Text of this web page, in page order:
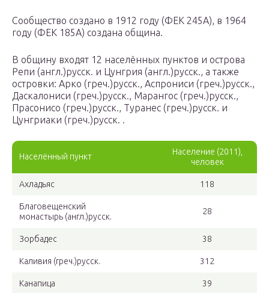
Сообщество создано в 1912 году (ΦΕΚ 245Α), в 1964
году (ΦΕΚ 185Α) создана община.
В общину входят 12 населённых пунктов и острова
Репи (англ.)русск. и Цунгрия (англ.)русск., а также
островки: Арко (греч.)русск., Аспрониси (греч.)русск.,
Даскалониси (греч.)русск., Марангос (греч.)русск.,
Прасонисо (греч.)русск., Туранес (греч.)русск. и
Цунгриаки (греч.)русск. .
Населённый пункт
Население (2011),
человек
Ахладьяс 118
Благовещенский
монастырь (англ.)русск.
28
Зорбадес 38
Каливия (греч.)русск. 312
Канапица 39